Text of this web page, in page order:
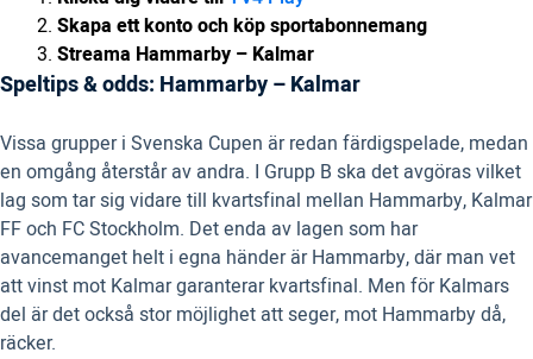
Skapa ett konto och köp sportabonnemang
Streama Hammarby – Kalmar
Speltips & odds: Hammarby – Kalmar
Vissa grupper i Svenska Cupen är redan färdigspelade, medan
en omgång återstår av andra. I Grupp B ska det avgöras vilket
lag som tar sig vidare till kvartsfinal mellan Hammarby, Kalmar
FF och FC Stockholm. Det enda av lagen som har
avancemanget helt i egna händer är Hammarby, där man vet
att vinst mot Kalmar garanterar kvartsfinal. Men för Kalmars
del är det också stor möjlighet att seger, mot Hammarby då,
räcker.